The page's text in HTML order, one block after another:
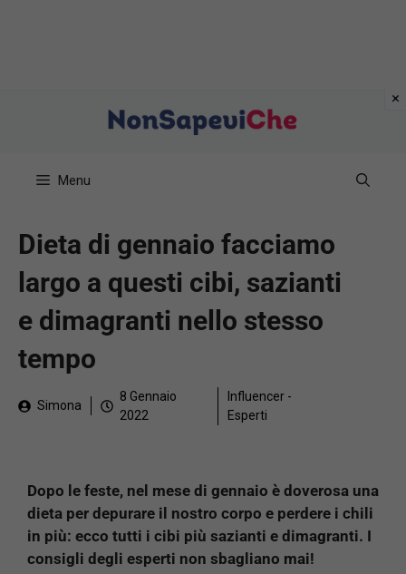
Menu
Dieta di gennaio facciamo
largo a questi cibi, sazianti
e dimagranti nello stesso
tempo
Simona
8 Gennaio
2022
Influencer -
Esperti
Dopo le feste, nel mese di gennaio è doverosa una
dieta per depurare il nostro corpo e perdere i chili
in più: ecco tutti i cibi più sazianti e dimagranti. I
consigli degli esperti non sbagliano mai!